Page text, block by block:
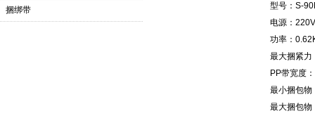
捆绑带 型号： S-
电源：
功率：
最大捆紧
PP带宽度：
最小捆包物
最大捆包物